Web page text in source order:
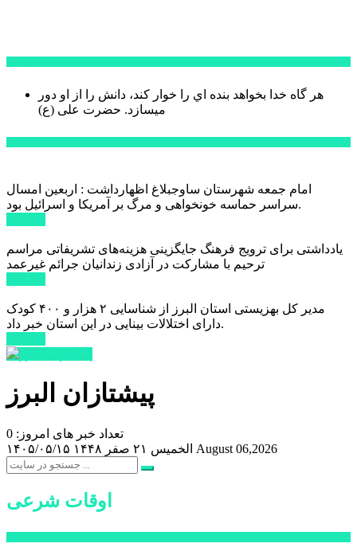
هر گاه خدا بخواهد بنده اي را خوار كند، دانش را از او دور
میسازد. حضرت علی (ع)
امام جمعه شهرستان ساوجبلاغ اظهارداشت : اربعین امسال
سراسر حماسه خونخواهی و مرگ بر آمریکا و اسرائیل بود.
یادداشتی برای ترویج فرهنگ جایگزینی هزینه‌های تشریفاتی مراسم
ترحیم با مشارکت در آزادی زندانیان جرائم غیرعمد
مدیر کل بهزیستی استان البرز از شناسایی ۲ هزار و ۴۰۰ کودک
دارای اختلالات بینایی در این استان خبر داد.
پیشتازان البرز
تعداد خبر های امروز: 0
۱۴۰۵/۰۵/۱۵
الخميس ۲۱ صفر ۱۴۴۸ August 06,2026
اوقات شرعی